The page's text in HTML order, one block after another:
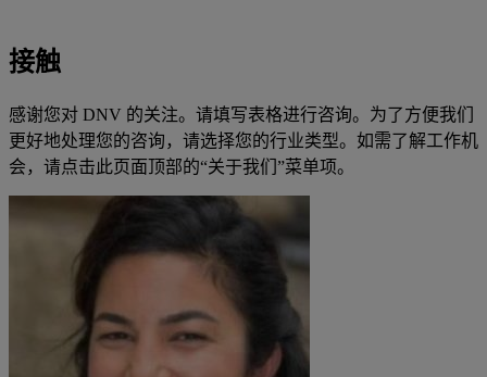
接触
感谢您对 DNV 的关注。请填写表格进行咨询。为了方便我们
更好地处理您的咨询，请选择您的行业类型。如需了解工作机
会，请点击此页面顶部的“关于我们”菜单项​​。